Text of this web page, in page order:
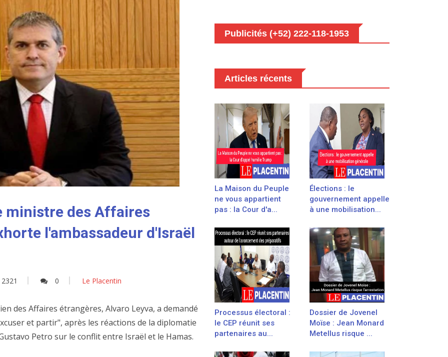
ministre des Affaires
l'ambassadeur d'Israël
2321 0 Le Placentin
des Affaires étrangères, Alvaro Leyva, a demandé
et partir", après les réactions de la diplomatie
Petro sur le conflit entre Israël et le Hamas.
Publicités (+52) 222-118-1953
Articles récents
La Maison du Peuple
ne vous appartient
pas : la Cour d'a...
Élections : le
gouvernement appelle
à une mobilisation...
Processus électoral :
le CEP réunit ses
partenaires au...
Dossier de Jovenel
Moïse : Jean Monard
Metellus risque ...